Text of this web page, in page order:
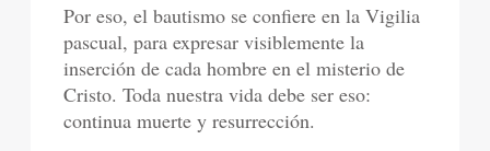
Por eso, el bautismo se confiere en la Vigilia
pascual, para expresar visiblemente la
inserción de cada hombre en el misterio de
Cristo. Toda nuestra vida debe ser eso:
continua muerte y resurrección.